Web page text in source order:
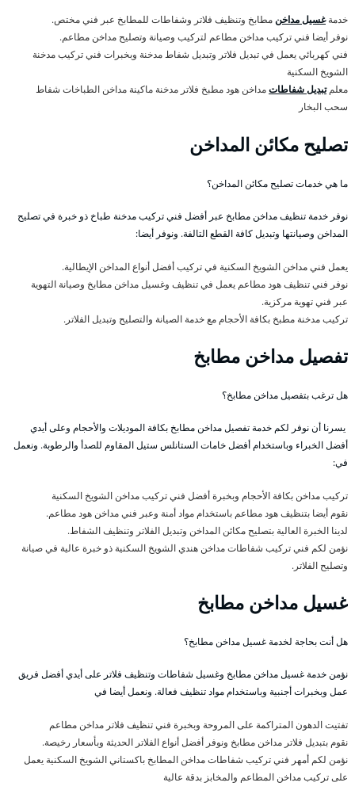
خدمةغسيل مداخنمطابخ وتنظيف فلاتر وشفاطات للمطابخ عبر فني مختص.
نوفر أيضا فني تركيب مداخن مطاعم لتركيب وصيانة وتصليح مداخن مطاعم.
فني كهربائي يعمل في تبديل فلاتر وتبديل شفاط مدخنة وبخبرات فني تركيب مدخنة
الشويخ السكنية
معلمتبديل شفاطاتمداخن هود مطبخ فلاتر مدخنة ماكينة مداخن الطباخات شفاط
سحب البخار
تصليح مكائن المداخن
ما هي خدمات تصليح مكائن المداخن؟
نوفر خدمة تنظيف مداخن مطابخ عبر أفضل فني تركيب مدخنة طباخ ذو خبرة في تصليح
المداخن وصيانتها وتبديل كافة القطع التالفة. ونوفر أيضا:
يعمل فني مداخن الشويخ السكنية في تركيب أفضل أنواع المداخن الإيطالية.
نوفر فني تنظيف هود مطاعم يعمل في تنظيف وغسيل مداخن مطابخ وصيانة التهوية
عبر فني تهوية مركزية.
تركيب مدخنة مطبخ بكافة الأحجام مع خدمة الصيانة والتصليح وتبديل الفلاتر.
تفصيل مداخن مطابخ
هل ترغب بتفصيل مداخن مطابخ؟
يسرنا أن نوفر لكم خدمة تفصيل مداخن مطابخ بكافة الموديلات والأحجام وعلى أيدي
أفضل الخبراء وباستخدام أفضل خامات الستانلس ستيل المقاوم للصدأ والرطوبة. ونعمل
في:
تركيب مداخن بكافة الأحجام وبخبرة أفضل فني تركيب مداخن الشويخ السكنية
نقوم أيضا بتنظيف هود مطاعم باستخدام مواد أمنة وعبر فني مداخن هود مطاعم.
لدينا الخبرة العالية بتصليح مكائن المداخن وتبديل الفلاتر وتنظيف الشفاط.
نؤمن لكم فني تركيب شفاطات مداخن هندي الشويخ السكنية ذو خبرة عالية في صيانة
وتصليح الفلاتر.
غسيل مداخن مطابخ
هل أنت بحاجة لخدمة غسيل مداخن مطابخ؟
نؤمن خدمة غسيل مداخن مطابخ وغسيل شفاطات وتنظيف فلاتر على أيدي أفضل فريق
عمل وبخبرات أجنبية وباستخدام مواد تنظيف فعالة. ونعمل أيضا في
تفتيت الدهون المتراكمة على المروحة وبخبرة فني تنظيف فلاتر مداخن مطاعم
نقوم بتبديل فلاتر مداخن مطابخ ونوفر أفضل أنواع الفلاتر الحديثة وبأسعار رخيصة.
نؤمن لكم أمهر فني تركيب شفاطات مداخن المطابخ باكستاني الشويخ السكنية يعمل
على تركيب مداخن المطاعم والمخابز بدقة عالية